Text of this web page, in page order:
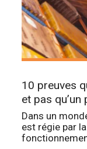
10 preuves
et pas qu’un
Dans un
est régie par